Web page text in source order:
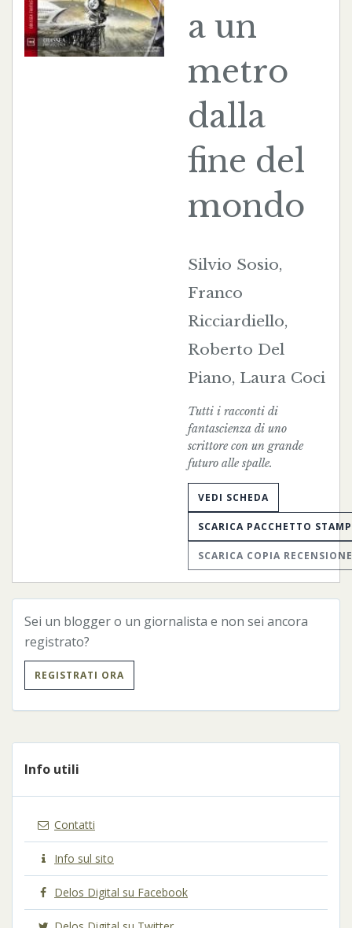
a un
metro
dalla
fine del
mondo
Silvio Sosio,
Franco
Ricciardiello,
Roberto Del
Piano, Laura Coci
Tutti i racconti di
fantascienza di uno
scrittore con un grande
futuro alle spalle.
VEDI SCHEDA
SCARICA PACCHETTO
SCARICA COPIA RECENSIONE
Sei un blogger o un giornalista e non sei ancora
registrato?
REGISTRATI ORA
Info utili
Contatti
Info sul sito
Delos Digital su Facebook